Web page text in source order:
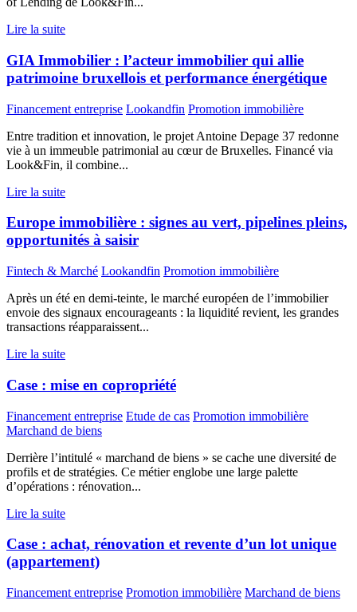
Lire la suite
GIA Immobilier : l’acteur immobilier qui allie
patrimoine bruxellois et performance énergétique
Financement entreprise Lookandfin Promotion immobilière
Entre tradition et innovation, le projet Antoine Depage 37 redonne
vie à un immeuble patrimonial au cœur de Bruxelles. Financé via
Look&Fin, il combine...
Lire la suite
Europe immobilière : signes au vert, pipelines pleins,
opportunités à saisir
Fintech & Marché Lookandfin Promotion immobilière
Après un été en demi-teinte, le marché européen de l’immobilier
envoie des signaux encourageants : la liquidité revient, les grandes
transactions réapparaissent...
Lire la suite
Case : mise en copropriété
Financement entreprise Etude de cas Promotion immobilière
Marchand de biens
Derrière l’intitulé « marchand de biens » se cache une diversité de
profils et de stratégies. Ce métier englobe une large palette
d’opérations : rénovation...
Lire la suite
Case : achat, rénovation et revente d’un lot unique
(appartement)
Financement entreprise Promotion immobilière Marchand de biens